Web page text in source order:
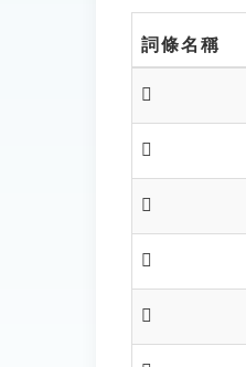
詞條名稱
𨟾
𨟿
𨠀
𨠁
𨠂